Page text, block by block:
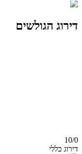
דירוג הגולשים
10/0
דירוג כללי